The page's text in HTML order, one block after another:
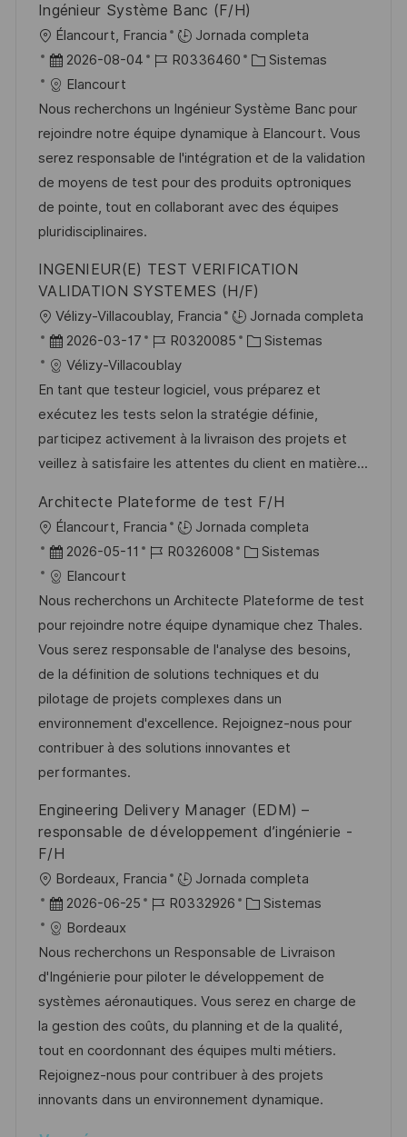
l
i
c
a
c
i
ó
n
Ingénieur Système Banc (F/H)
U
b
c
a
c
i
ó
n
Élancourt, Francia
Jornada completa
F
e
c
h
a
d
e
p
b
c
a
2026-08-04
I
d
e
e
m
p
o
R0336460
C
t
e
g
o
r
Sistemas
Elancourt
Nous recherchons un Ingénieur Système Banc pour
rejoindre notre équipe dynamique à Elancourt. Vous
serez responsable de l'intégration et de la validation
de moyens de test pour des produits optroniques
de pointe, tout en collaborant avec des équipes
pluridisciplinaires.
INGENIEUR(E) TEST VERIFICATION
VALIDATION SYSTEMES (H/F)
U
b
c
a
c
i
n
Vélizy-Villacoublay, Francia
Jornada completa
F
e
c
h
a
d
p
u
b
i
c
a
c
i
ó
n
2026-03-17
I
D
d
e
e
m
l
e
o
R0320085
C
t
e
g
o
a
Sistemas
Vélizy-Villacoublay
En tant que testeur logiciel, vous préparez et
exécutez les tests selon la stratégie définie,
participez activement à la livraison des projets et
veillez à satisfaire les attentes du client en matière...
Architecte Plateforme de test F/H
U
b
c
a
c
i
ó
n
Élancourt, Francia
Jornada completa
F
e
c
h
a
d
e
p
u
b
i
c
a
c
2026-05-11
I
d
e
e
m
p
l
e
R0326008
C
t
e
g
o
r
í
a
Sistemas
Elancourt
Nous recherchons un Architecte Plateforme de test
pour rejoindre notre équipe dynamique chez Thales.
Vous serez responsable de l'analyse des besoins,
de la définition de solutions techniques et du
pilotage de projets complexes dans un
environnement d'excellence. Rejoignez-nous pour
contribuer à des solutions innovantes et
performantes.
Engineering Delivery Manager (EDM) –
responsable de développement d’ingénierie -
F/H
U
b
c
a
c
i
ó
n
Bordeaux, Francia
Jornada completa
F
e
c
h
a
d
e
p
u
2026-06-25
I
d
e
e
m
p
l
e
R0332926
C
t
e
g
o
r
í
a
Sistemas
Bordeaux
Nous recherchons un Responsable de Livraison
d'Ingénierie pour piloter le développement de
systèmes aéronautiques. Vous serez en charge de
la gestion des coûts, du planning et de la qualité,
tout en coordonnant des équipes multi métiers.
Rejoignez-nous pour contribuer à des projets
innovants dans un environnement dynamique.